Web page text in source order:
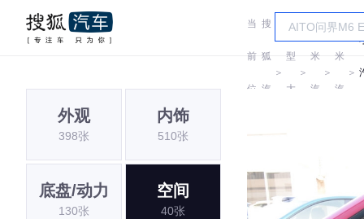
当
前
位
搜
狐
汽
＞
车
型
大
＞
小
米
汽
＞
小
米
汽
＞
外观
398张
内饰
510张
底盘/动力
130张
空间
40张